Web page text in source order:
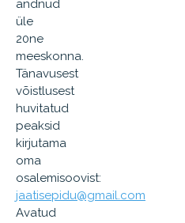
andnud
üle
20ne
meeskonna.
Tänavusest
võistlusest
huvitatud
peaksid
kirjutama
oma
osalemisoovist:
jaatisepidu@gmail.com
Avatud